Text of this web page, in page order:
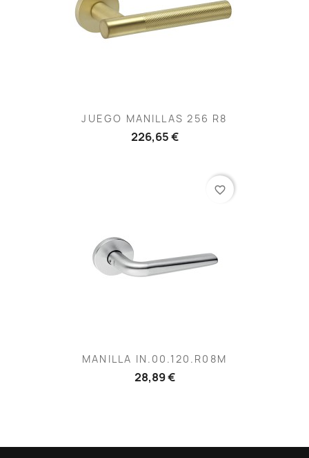
JUEGO MANILLAS 256 R8
226,65 €
MANILLA IN.00.120.R08M
28,89 €
favorite_border